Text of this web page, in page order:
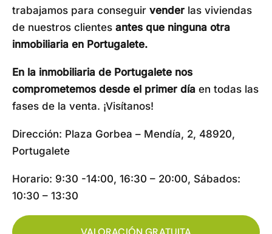
trabajamos para conseguir vender las viviendas
de nuestros clientes antes que ninguna otra
inmobiliaria en Portugalete.
En la inmobiliaria de Portugalete nos
comprometemos desde el primer día en todas las
fases de la venta. ¡Visítanos!
Dirección: Plaza Gorbea – Mendía, 2, 48920,
Portugalete
Horario: 9:30 -14:00, 16:30 – 20:00, Sábados:
10:30 – 13:30